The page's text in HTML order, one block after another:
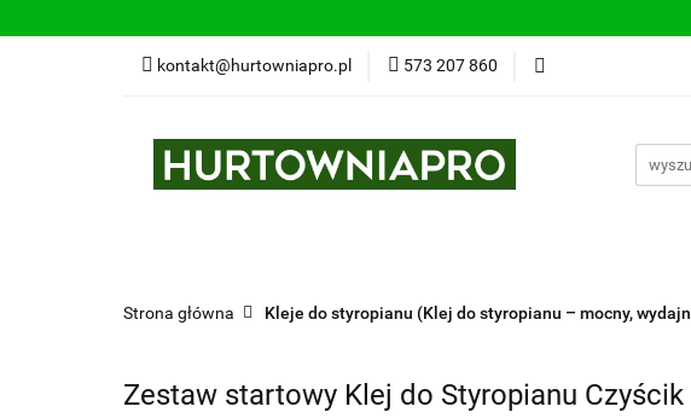
kontakt@hurtowniapro.pl 573 207 860
Bestsellery
Strona główna Kleje do styropianu (Klej do styropianu – mocny,
Zestaw startowy Klej do Styropianu